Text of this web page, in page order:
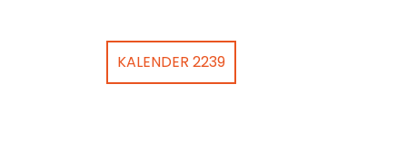
KALENDER 2239